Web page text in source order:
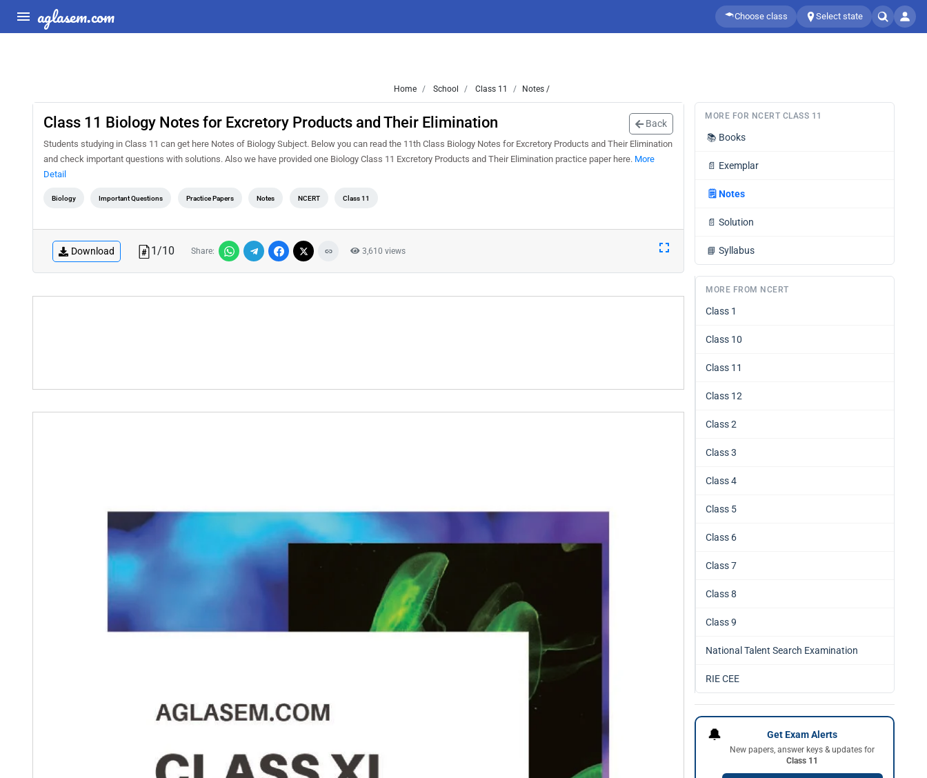
aglasem.com Choose class Select state
Home School Class 11 Notes /
Class 11 Biology Notes for Excretory Products and Their Elimination Back
Students studying in Class 11 can get here Notes of Biology Subject. Below you can read the 11th Class Biology Notes for Excretory Products and Their Elimination
and check important questions with solutions. Also we have provided one Biology Class 11 Excretory Products and Their Elimination practice paper here. More
Detail
Biology Important Questions Practice Papers Notes NCERT Class 11
Download 1/10 Share: 3,610 views
MORE FOR NCERT CLASS 11
📚 Books
📄 Exemplar
🗒️ Notes
📄 Solution
📘 Syllabus
MORE FROM NCERT
Class 1
Class 10
Class 11
Class 12
Class 2
Class 3
Class 4
Class 5
Class 6
Class 7
Class 8
Class 9
National Talent Search Examination
RIE CEE
🔔 Get Exam Alerts
New papers, answer keys & updates for
Class 11